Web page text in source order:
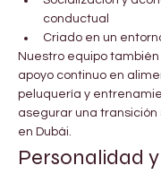
conductual
Criado en un
Nuestro equipo
apoyo continuo en
peluquería y
asegurar una transición
en Dubái.
Personalidad y